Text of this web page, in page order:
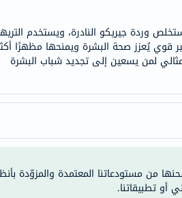
وردة جيريكو النادرة، ويستخدم
قوي يُعزز صحة البشرة ويمنحها مظهرًا
لمن يسعين إلى تجديد شباب البشرة
من مستودعاتنا المعتمدة والمزوّدة
أو تطبيقاتنا.